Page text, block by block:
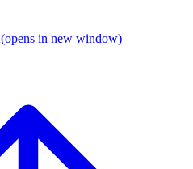
(opens in new window)